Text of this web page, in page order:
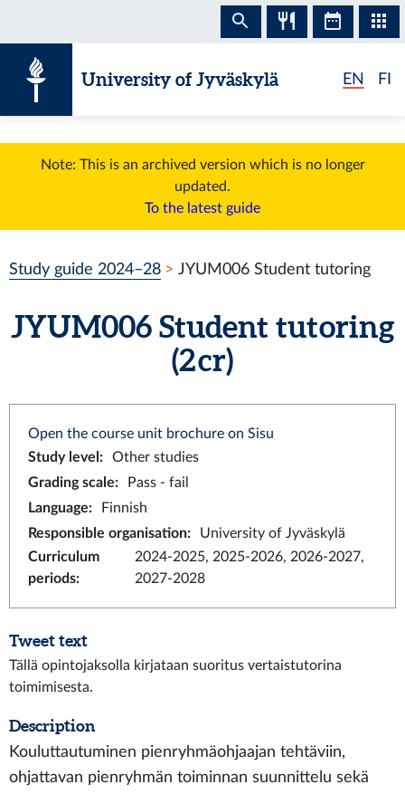
University of Jyväskylä EN FI
Note: This is an archived version which is no longer
updated.
To the latest guide
Study guide 2024–28 JYUM006 Student tutoring
JYUM006 Student tutoring
(2 cr)
Open the course unit brochure on Sisu
Study level :
Other studies
Grading scale:
Pass - fail
Language:
Finnish
Responsible organisation:
University of Jyväskylä
Curriculum
periods:
2024-2025, 2025-2026, 2026-2027,
2027-2028
Tweet text
Tällä opintojaksolla kirjataan suoritus vertaistutorina
toimimisesta.
Description
Kouluttautuminen pienryhmäohjaajan tehtäviin,
ohjattavan pienryhmän toiminnan suunnittelu sekä